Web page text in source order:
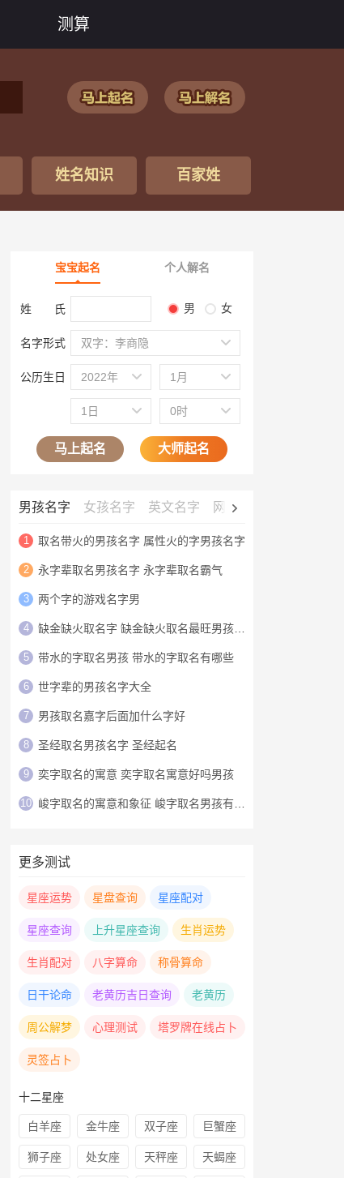
测算
姓名知识 百家姓
宝宝起名 个人解名
姓 氏 男 女
名字形式 双字：李商隐
公历生日 2022年 1月
1日 0时
马上起名 大师起名
男孩名字 女孩名字 英文名字 网名大全
1 取名带火的男孩名字 属性火的字男孩名字
2 永字辈取名男孩名字 永字辈取名霸气
3 两个字的游戏名字男
4 缺金缺火取名字 缺金缺火取名最旺男孩名字
5 带水的字取名男孩 带水的字取名有哪些
6 世字辈的男孩名字大全
7 男孩取名嘉字后面加什么字好
8 圣经取名男孩名字 圣经起名
9 奕字取名的寓意 奕字取名寓意好吗男孩
10 峻字取名的寓意和象征 峻字取名男孩有寓意
更多测试
星座运势 星盘查询 星座配对
星座查询 上升星座查询 生肖运势
生肖配对 八字算命 称骨算命
日干论命 老黄历吉日查询 老黄历
周公解梦 心理测试 塔罗牌在线占卜
灵签占卜
十二星座
白羊座 金牛座 双子座 巨蟹座
狮子座 处女座 天秤座 天蝎座